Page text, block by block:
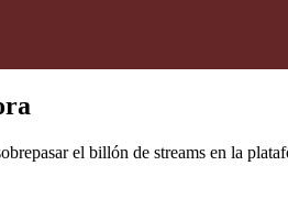
el billón de streams en la